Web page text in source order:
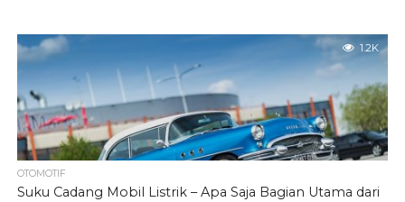
1.2K
OTOMOTIF
Suku Cadang Mobil Listrik – Apa Saja Bagian Utama dari